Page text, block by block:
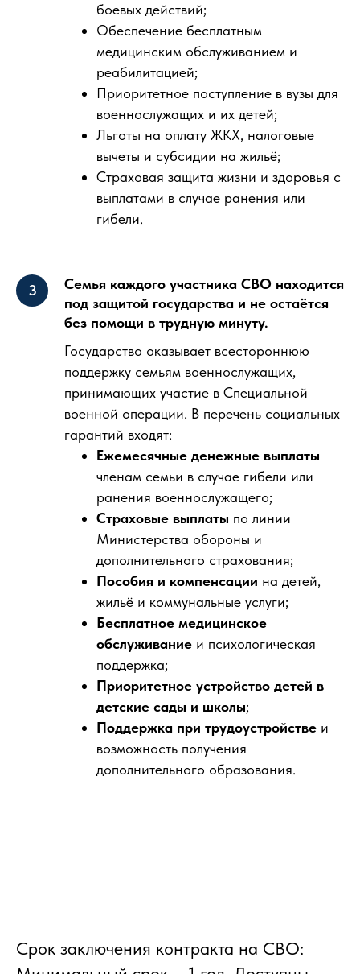
боевых действий;
Обеспечение бесплатным
медицинским обслуживанием и
реабилитацией;
Приоритетное поступление в вузы для
военнослужащих и их детей;
Льготы на оплату ЖКХ, налоговые
вычеты и субсидии на жильё;
Страховая защита жизни и здоровья с
выплатами в случае ранения или
гибели.
Семья каждого участника СВО находится
под защитой государства и не остаётся
без помощи в трудную минуту.
Государство оказывает всестороннюю
поддержку семьям военнослужащих,
принимающих участие в Специальной
военной операции. В перечень социальных
гарантий входят:
Ежемесячные денежные выплаты
членам семьи в случае гибели или
ранения военнослужащего;
Страховые выплаты по линии
Министерства обороны и
дополнительного страхования;
Пособия и компенсации на детей,
жильё и коммунальные услуги;
Бесплатное медицинское
обслуживание и психологическая
поддержка;
Приоритетное устройство детей в
детские сады и школы;
Поддержка при трудоустройстве и
возможность получения
дополнительного образования.
Срок заключения контракта на СВО: